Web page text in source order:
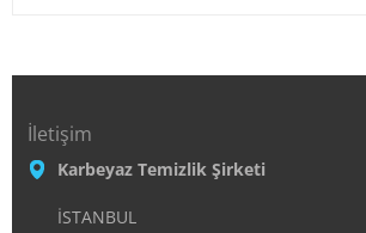
İletişim
Karbeyaz Temizlik Şirketi
İSTANBUL